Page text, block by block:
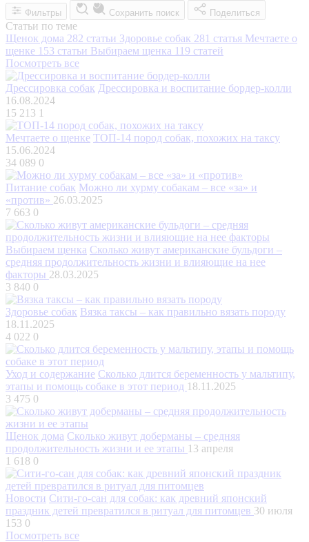
Фильтры Сохранить поиск Поделиться
Статьи по теме
Щенок дома 282 статьи Здоровье собак 281 статья Мечтаете о
щенке 153 статьи Выбираем щенка 119 статей
Посмотреть все
Дрессировка собак Дрессировка и воспитание бордер-колли
16.08.2024
15 213 1
Мечтаете о щенке ТОП-14 пород собак, похожих на таксу
15.06.2024
34 089 0
Питание собак Можно ли хурму собакам – все «за» и
«против» 26.03.2025
7 663 0
Выбираем щенка Сколько живут американские бульдоги –
средняя продолжительность жизни и влияющие на нее
факторы 28.03.2025
3 840 0
Здоровье собак Вязка таксы – как правильно вязать породу
18.11.2025
4 022 0
Уход и содержание Сколько длится беременность у мальтипу,
этапы и помощь собаке в этот период 18.11.2025
3 475 0
Щенок дома Сколько живут доберманы – средняя
продолжительность жизни и ее этапы 13 апреля
1 618 0
Новости Сити-го-сан для собак: как древний японский
праздник детей превратился в ритуал для питомцев 30 июля
153 0
Посмотреть все